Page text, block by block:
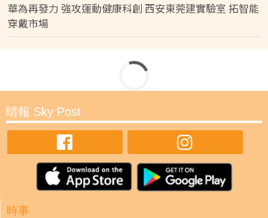
華為再發力 強攻運動健康科創 西安東莞建實驗室 拓智能
穿戴市場
晴報 Sky Post
時事